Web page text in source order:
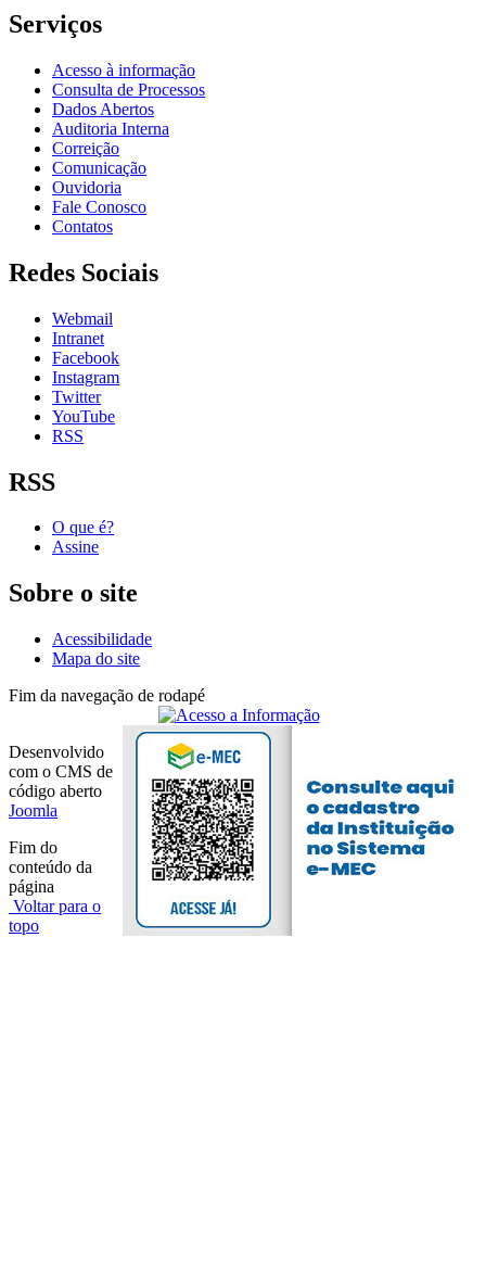
Serviços
Acesso à informação
Consulta de Processos
Dados Abertos
Auditoria Interna
Correição
Comunicação
Ouvidoria
Fale Conosco
Contatos
Redes Sociais
Webmail
Intranet
Facebook
Instagram
Twitter
YouTube
RSS
RSS
O que é?
Assine
Sobre o site
Acessibilidade
Mapa do site
Fim da navegação de rodapé
Desenvolvido
com o CMS de
código aberto
Joomla
Fim do
conteúdo da
página
Voltar para o
topo